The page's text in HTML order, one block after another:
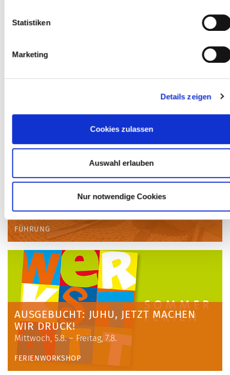
Statistiken
Marketing
Details zeigen
Cookies zulassen
Auswahl erlauben
Nur notwendige Cookies
Freitag, 7.8. und Samstag, 8.8.
KUNST-HAPPEN
Donnerstag, 6. August 2020, 12.15 Uhr
FÜHRUNG
AUSGEBUCHT: JUHU, JETZT MACHEN
WIR DRUCK!
Mittwoch, 5.8. – Freitag, 7.8.
FERIENWORKSHOP